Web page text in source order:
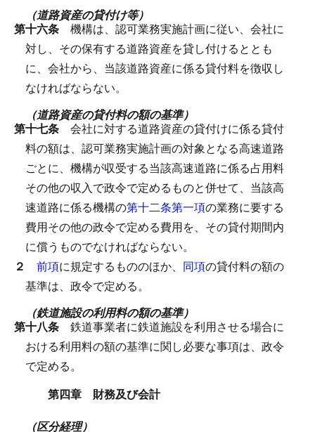
（道路資産の貸付け等）
第十六条 機構は、認可業務実施計画に従い、会社に
対し、その保有する道路資産を貸し付けるととも
に、会社から、当該道路資産に係る貸付料を徴収し
なければならない。
（道路資産の貸付料の額の基準）
第十七条 会社に対する道路資産の貸付けに係る貸付
料の額は、認可業務実施計画の対象となる高速道路
ごとに、機構が収受する当該高速道路に係る占用料
その他の収入で政令で定めるものと併せて、当該高
速道路に係る機構の第十二条第一項の業務に要する
費用その他の政令で定める費用を、その貸付期間内
に償うものでなければならない。
２ 前項に規定するもののほか、 同項の貸付料の額の
基準は、政令で定める。
（鉄道施設の利用料の額の基準）
第十八条 鉄道事業者に鉄道施設を利用させる場合に
おける利用料の額の基準に関し必要な事項は、政令
で定める。
第四章 財務及び会計
（区分経理）